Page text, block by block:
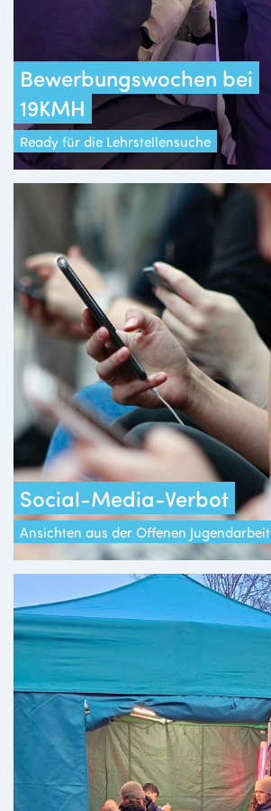
Bewerbungswochen bei
19KMH
Ready für die Lehrstellensuche
Social-Media-Verbot
Ansichten aus der Offenen Jugendarbeit